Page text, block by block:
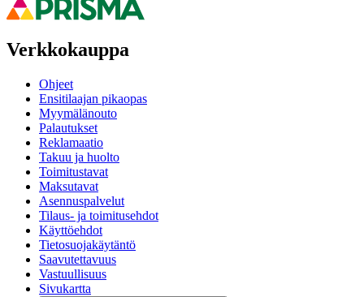
Verkkokauppa
Ohjeet
Ensitilaajan pikaopas
Myymälänouto
Palautukset
Reklamaatio
Takuu ja huolto
Toimitustavat
Maksutavat
Asennuspalvelut
Tilaus- ja toimitusehdot
Käyttöehdot
Tietosuojakäytäntö
Saavutettavuus
Vastuullisuus
Sivukartta